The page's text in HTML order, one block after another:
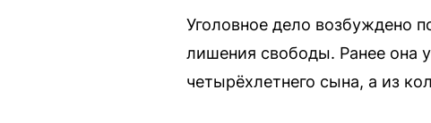
Уголовное дело возбуждено
лишения свободы. Ранее она
четырёхлетнего сына, а из